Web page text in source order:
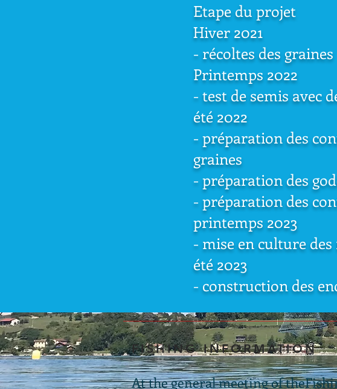
Etape du projet
Hiver 2021
- récoltes des graines
Printemps 2022
- test de semis avec
été 2022
- préparation des
graines
- préparation des
- préparation des
printemps 2023
- mise en culture
été 2023
- construction des
FISHING INFORMATION
At the general meeting of the